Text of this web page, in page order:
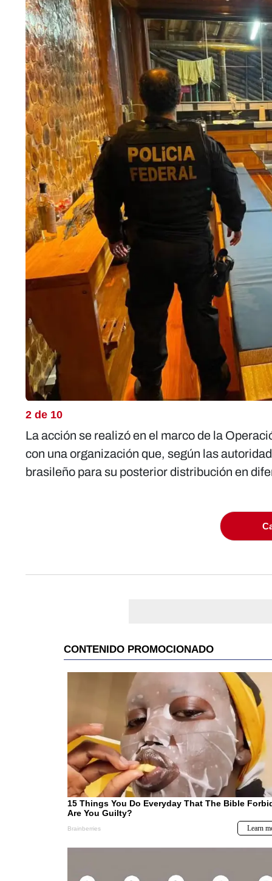
2 de 10
La acción se realizó en el marco de la
con una organización que, según las
brasileño para su posterior distribución en